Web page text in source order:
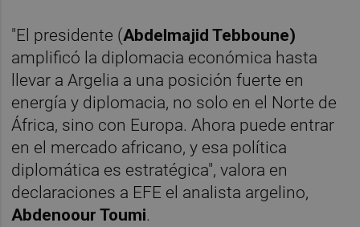
"El presidente (Abdelmajid Tebboune)
amplificó la diplomacia económica hasta
llevar a Argelia a una posición fuerte en
energía y diplomacia, no solo en el Norte de
África, sino con Europa. Ahora puede entrar
en el mercado africano, y esa política
diplomática es estratégica", valora en
declaraciones a EFE el analista argelino,
Abdenoour Toumi.